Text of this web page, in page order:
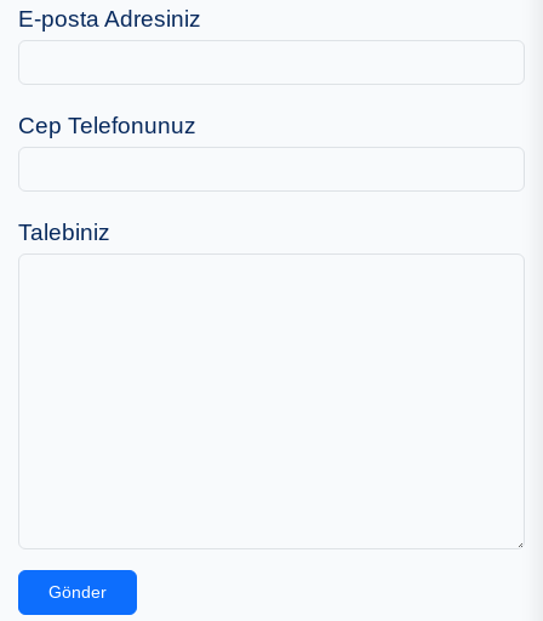
E-posta Adresiniz
Cep Telefonunuz
Talebiniz